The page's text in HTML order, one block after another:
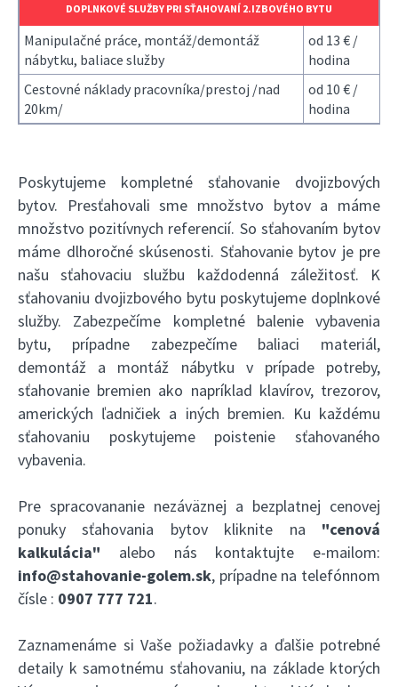
DOPLNKOVÉ SLUŽBY PRI SŤAHOVANÍ 2.IZBOVÉHO BYTU
Manipulačné práce, montáž/demontáž
nábytku, baliace služby
od 13 € /
hodina
Cestovné náklady pracovníka/prestoj /nad
20km/
od 10 € /
hodina
Poskytujeme kompletné sťahovanie dvojizbových
bytov. Presťahovali sme množstvo bytov a máme
množstvo pozitívnych referencií. So sťahovaním bytov
máme dlhoročné skúsenosti. Sťahovanie bytov je pre
našu sťahovaciu službu každodenná záležitosť. K
sťahovaniu dvojizbového bytu poskytujeme doplnkové
služby. Zabezpečíme kompletné balenie vybavenia
bytu, prípadne zabezpečíme baliaci materiál,
demontáž a montáž nábytku v prípade potreby,
sťahovanie bremien ako napríklad klavírov, trezorov,
amerických ľadničiek a iných bremien. Ku každému
sťahovaniu poskytujeme poistenie sťahovaného
vybavenia.
Pre spracovananie nezáväznej a bezplatnej cenovej
ponuky sťahovania bytov kliknite na "cenová
kalkulácia" alebo nás kontaktujte e-mailom:
info@stahovanie-golem.sk, prípadne na telefónnom
čísle : 0907 777 721.
Zaznamenáme si Vaše požiadavky a ďalšie potrebné
detaily k samotnému sťahovaniu, na základe ktorých